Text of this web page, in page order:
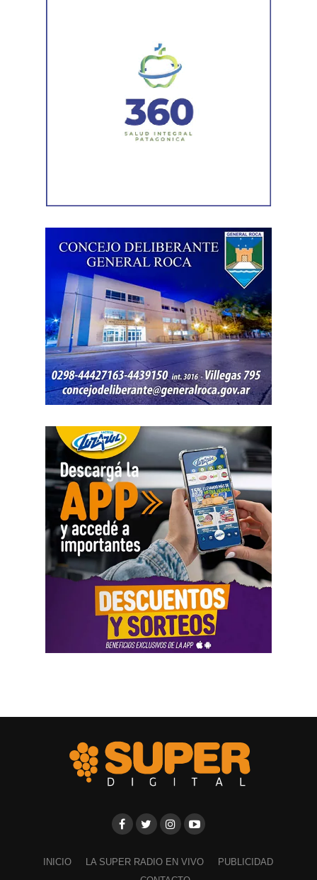
atraviesan niños y niñas. La expresión busca visibilizar
las distintas condiciones sociales, culturales y
económicas, así como las diferentes oportunidades de
acceso a sus derechos.
INICIO LA SUPER RADIO EN VIVO
PUBLICIDAD